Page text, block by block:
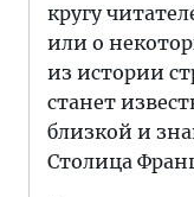
кругу
или о
из истории
станет
близкой и
Столица